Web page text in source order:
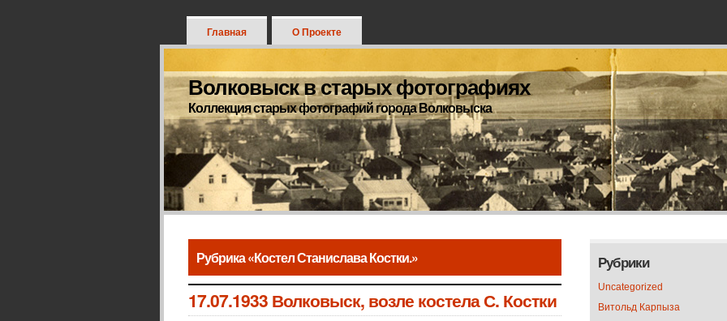
Главная О Проекте
Волковыск в старых фотографиях
Коллекция старых фотографий города Волковыска
Рубрика «Костел Станислава Костки.»
17.07.1933 Волковыск, возле костела С. Костки
Рубрики
Uncategorized
Витольд Карпыза